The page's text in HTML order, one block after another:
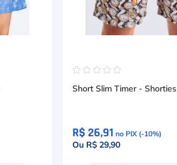
☆☆☆☆☆
Short Slim Timer - Shorties
R$ 26,91 no PIX (-10%)
Ou R$ 29,90